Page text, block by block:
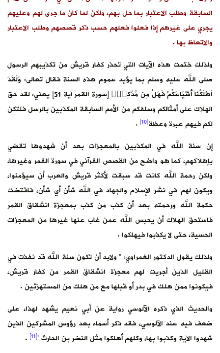
السابقة وطلب الاعتبار بما حل بهم، ولكن لما كان ما جرى لهم وعليهم
يجري على غيرهم إذا فعلوا فعلهم حسب ذكر قصصهم وطلب الاعتبار
والاتعاظ بها .
ولذلك ختمت هذه الآيات التي تحذر كفار قريش من تكذيبهم الرسول
صلى الله عليه وسلم بما يؤيد عموم هذه السنة فقال تعالى: وَلَقَدَ
اَهْلَكْنَآ أَشْيَاعَكُمْ فَهَلْ مِن مُّدَّكِرٖۖ [سورة القمر آية 51] يعني: لقد حق
الهلاك على أمثالكم وسلفكم من الأمم السابقة المكذبين بالرسل فلتكن
لكم فيهم عبرة وعظة[10]
.
إن سنة الله في المكذبين بالمعجزات بعد أن شهدوها تقضي
بإهلاكهم، كما هو واضح من القصص القرآني في سورة القمر وغيرها،
ولكن رحمة الله كانت قد سبقت لأكثر قريش والعرب أن سيؤمنوا،
ويكون لهم في نشر الإسلام والجهاد في الله شأن أي شأن، فاقتضت
حكمة الله ورحمته بعد أن كذب من كذب بمعجزة انشقاق القمر
فاستحق الهلاك أن يحبس الله عمن غاب عنها غيرها من المعجزات
الحسية، حتى لا يكذبوا فيهلكوا .
ولذلك يقول الدكتور الغمراوي: ” ولابد أن تكون سنة الله قد نفذت في
القليل الذين أجريت لهم معجزة انشقاق القمر من كفار قريش،
فيكونوا ممن هلك في بدر أو قبلها مع من هلك من المستهزئين .
والحديث الذي ذكره الآلوسي رواية عن أبي نعيم يشهد لهذا، على
ضعف فيه عند الآلوسي، فقد ذكر أسماء بعد رؤوس المشركين الذين
شهدوا الآية وكذبوا بها، وكلهم أهلكوا مثل النضر بن الحارث “[11]
.